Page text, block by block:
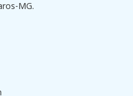
MG.